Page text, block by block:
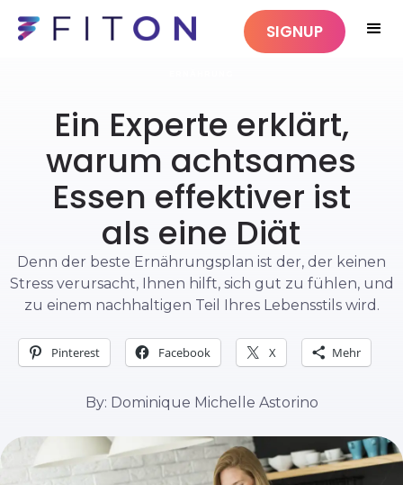
SIGNUP
Ein Experte erklärt,
warum achtsames
Essen effektiver ist
als eine Diät
Denn der beste Ernährungsplan ist der, der keinen
Stress verursacht, Ihnen hilft, sich gut zu fühlen, und
zu einem nachhaltigen Teil Ihres Lebensstils wird.
Pinterest Facebook X Mehr
By: Dominique Michelle Astorino